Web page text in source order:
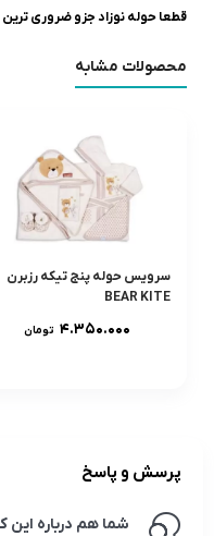
قطعا حوله نوزاد جزو ضروری ترین
محصولات مشابه
سرويس حوله پنج تیکه رزبرن
BEAR KITE
۴.۳۵۰.۰۰۰ تومان
پرسش و پاسخ
شما هم درباره این